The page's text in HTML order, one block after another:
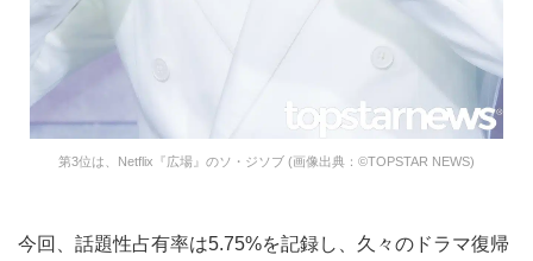
第3位は、Netflix『広場』のソ・ジソブ (画像出典：©TOPSTAR NEWS)
今回、話題性占有率は5.75%を記録し、久々のドラマ復帰